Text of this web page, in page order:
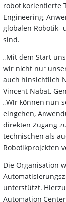
robotikorientierte
Engineering,
globalen Robotik-
sind.
„Mit dem Start
wir nicht nur
auch hinsichtlich
Vincent Nabat,
„Wir können nun
eingehen,
direkten Zugang
technischen als
Robotikprojekten
Die Organisation
unterstützt.
Automation